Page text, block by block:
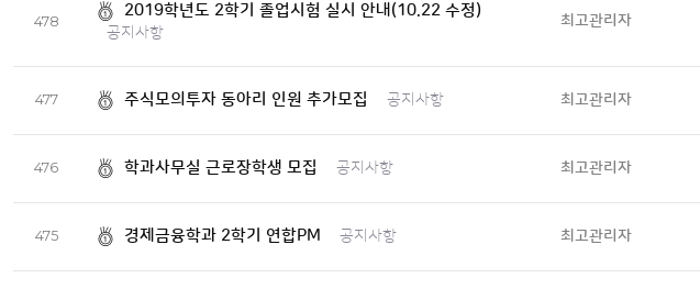
478
2019학년도 2학기 졸업시험 실시 안내(10.22 수정)
공지사항
최고관리자
477 주식모의투자 동아리 인원 추가모집 공지사항 최고관리자
476 학과사무실 근로장학생 모집 공지사항 최고관리자
475 경제금융학과 2학기 연합PM 공지사항 최고관리자